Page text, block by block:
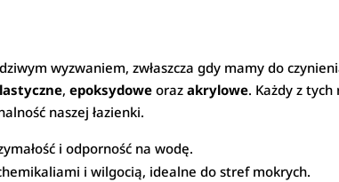
wyzwaniem, zwłaszcza gdy mamy do
,epoksydowe orazakrylowe. Każdy z
naszej łazienki.
i odporność na wodę.
i wilgocią, idealne do stref mokrych.